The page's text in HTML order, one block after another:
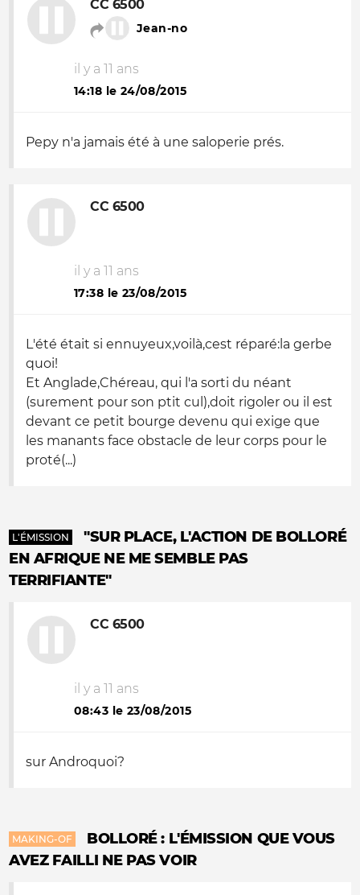
CC 6500
Jean-no
il y a 11 ans
14:18 le 24/08/2015
Pepy n'a jamais été à une saloperie prés.
CC 6500
il y a 11 ans
17:38 le 23/08/2015
L'été était si ennuyeux,voilà,cest réparé:la gerbe
quoi!
Et Anglade,Chéreau, qui l'a sorti du néant
(surement pour son ptit cul),doit rigoler ou il est
devant ce petit bourge devenu qui exige que
les manants face obstacle de leur corps pour le
proté(...)
L'ÉMISSION
"SUR PLACE, L'ACTION DE BOLLORÉ
EN AFRIQUE NE ME SEMBLE PAS
TERRIFIANTE"
CC 6500
il y a 11 ans
08:43 le 23/08/2015
sur Androquoi?
MAKING-OF
BOLLORÉ : L'ÉMISSION QUE VOUS
AVEZ FAILLI NE PAS VOIR